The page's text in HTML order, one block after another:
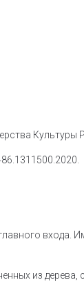
Культуры
входа.
из дерева,